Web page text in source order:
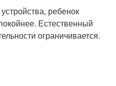
ребенок
Естественный
ограничивается.